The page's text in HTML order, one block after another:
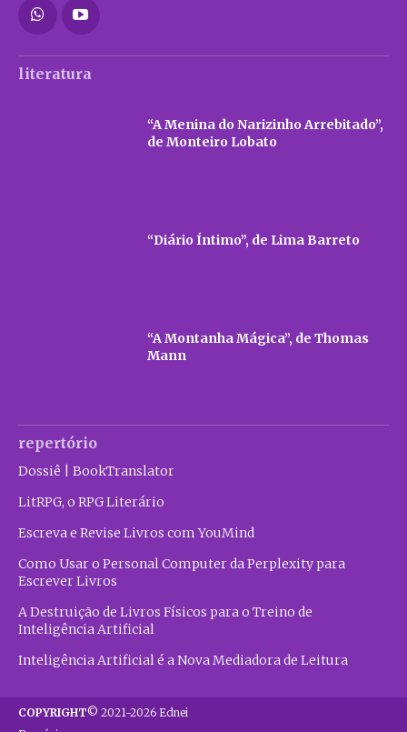
literatura
“A Menina do Narizinho Arrebitado”,
de Monteiro Lobato
“Diário Íntimo”, de Lima Barreto
“A Montanha Mágica”, de Thomas
Mann
repertório
Dossiê | BookTranslator
LitRPG, o RPG Literário
Escreva e Revise Livros com YouMind
Como Usar o Personal Computer da Perplexity para
Escrever Livros
A Destruição de Livros Físicos para o Treino de
Inteligência Artificial
Inteligência Artificial é a Nova Mediadora de Leitura
COPYRIGHT© 2021-2026 Ednei